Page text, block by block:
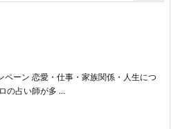
ペーン 恋愛・仕事・家族関係・人生につ
の占い師が多 ...